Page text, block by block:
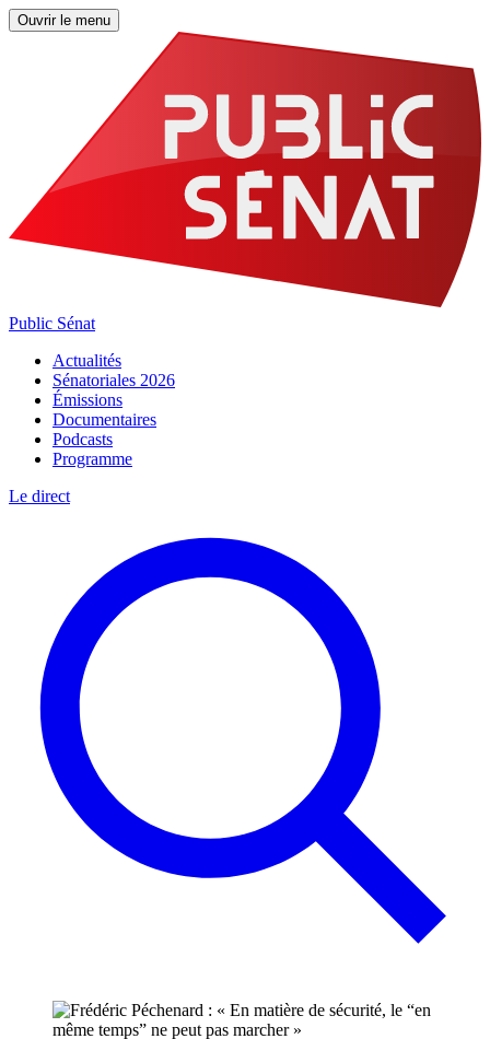
Ouvrir le menu
Public Sénat
Actualités
Sénatoriales 2026
Émissions
Documentaires
Podcasts
Programme
Le direct